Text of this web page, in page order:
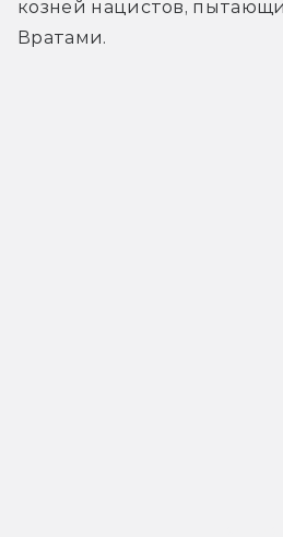
козней нацистов,
Вратами.